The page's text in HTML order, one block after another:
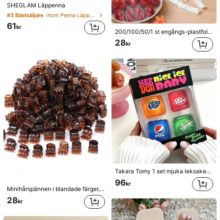
SHEGLAM Läppenna
#3 Bästsäljare inom Penna Läpppenna
61kr
Minihårspännen i blandade färger, lämpliga för kvinnors frisyrer och dekorativa hårtillbehör, starkt grepp, kan fästa lugg. Detta hårtillbehör är lämpligt för dagligt bruk och är ett måste för flickor under skolstartssäsongen.
28kr
200/100/50/1 st engångs-plastfolieskydd för mat, duschmunstycksskydd, multifunktionella engångs-krympväskor, engångsskoskydd, förtjockad plastfilm för köket, skydd för matförvaring i kylskåp, elastiska stretchskydd, för daglig användning
28kr
Takara Tomy 1 set mjuka leksaker för barn, kubformad stressleksak, transparent klämbar stressleksak för barn, söt sodatema sensorisk stressleksak, bärbar liten unisex stressleksak, ångestdämpande handklämbar squishy-leksak, perfekt present till barnfödelsedagsparty och belöningar (slumpmässig stil)
96kr